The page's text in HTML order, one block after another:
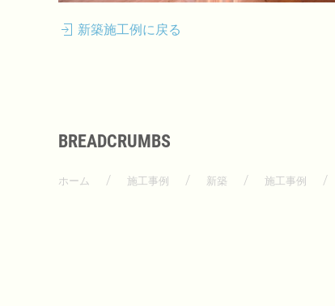
新築施工例に戻る
BREADCRUMBS
ホーム 施工事例 新築 施工事例